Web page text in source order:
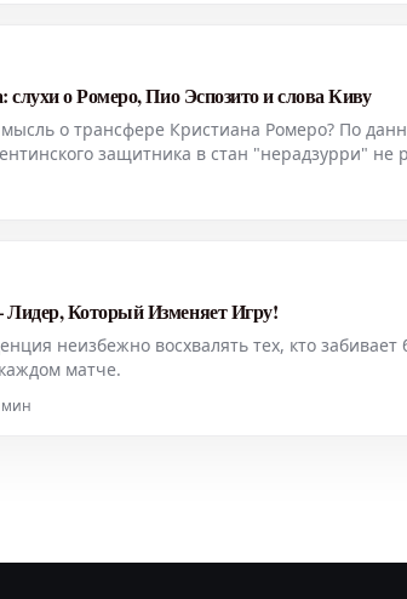
слухи о Ромеро, Пио Эспозито и слова Киву
о трансфере Кристиана Ромеро? По
защитника в стан "нерадзурри" не
миланской команды лично предпринял
Который Изменяет Игру!
неизбежно восхвалять тех, кто забивает
матче.
мин